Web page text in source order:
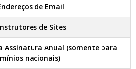
de Email
de Sites
Assinatura Anual (somente para
nacionais)